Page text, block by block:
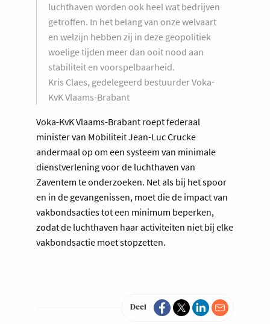
luchthaven worden ook heel wat bedrijven
getroffen. In het belang van onze welvaart
en welzijn hebben zij in deze geopolitiek
woelige tijden meer dan ooit nood aan
stabiliteit en voorspelbaarheid.
Kris Claes, gedelegeerd bestuurder Voka-
KvK Vlaams-Brabant
Voka-KvK Vlaams-Brabant roept federaal
minister van Mobiliteit Jean-Luc Crucke
andermaal op om een systeem van minimale
dienstverlening voor de luchthaven van
Zaventem te onderzoeken. Net als bij het spoor
en in de gevangenissen, moet die de impact van
vakbondsacties tot een minimum beperken,
zodat de luchthaven haar activiteiten niet bij elke
vakbondsactie moet stopzetten.
Deel